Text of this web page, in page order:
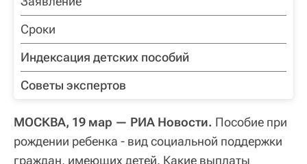
Сроки
Индексация детских пособий
Советы экспертов
МОСКВА, 19 мар — РИА Новости. Пособие при
рождении ребенка - вид социальной поддержки
граждан, имеющих детей. Какие выплаты